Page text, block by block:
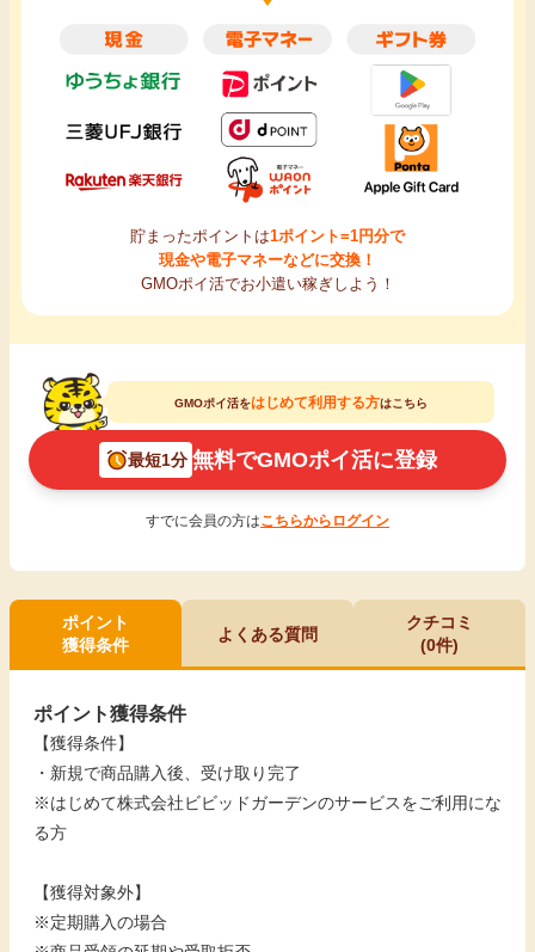
貯まったポイントは1ポイント=1円分で
現金や電子マネーなどに交換！
GMOポイ活でお小遣い稼ぎしよう！
GMOポイ活をはじめて利用する方はこちら
最短1分 無料でGMOポイ活に登録
すでに会員の方はこちらからログイン
ポイント
獲得条件
よくある質問
クチコミ
(0件)
ポイント獲得条件
【獲得条件】
・新規で商品購入後、受け取り完了
※はじめて株式会社ビビッドガーデンのサービスをご利用にな
る方
【獲得対象外】
※定期購入の場合